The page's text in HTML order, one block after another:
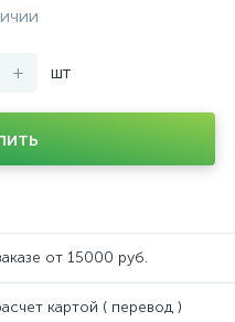
+ шт
от 15000 руб.
картой ( перевод )